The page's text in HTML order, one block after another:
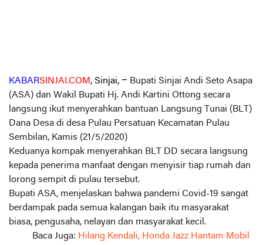
KABARSINJAI.COM , Sinjai, – Bupati Sinjai Andi Seto Asapa
(ASA) dan Wakil Bupati Hj. Andi Kartini Ottong secara
langsung ikut menyerahkan bantuan Langsung Tunai (BLT)
Dana Desa di desa Pulau Persatuan Kecamatan Pulau
Sembilan, Kamis (21/5/2020)
Keduanya kompak menyerahkan BLT DD secara langsung
kepada penerima manfaat dengan menyisir tiap rumah dan
lorong sempit di pulau tersebut.
Bupati ASA, menjelaskan bahwa pandemi Covid-19 sangat
berdampak pada semua kalangan baik itu masyarakat
biasa, pengusaha, nelayan dan masyarakat kecil.
Baca Juga: Hilang Kendali, Honda Jazz Hantam Mobil